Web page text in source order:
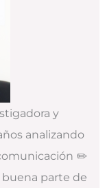
y
analizando
✏️
buena parte de